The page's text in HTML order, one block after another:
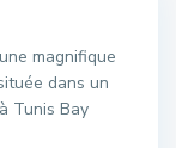
magnifique
dans un
Tunis Bay